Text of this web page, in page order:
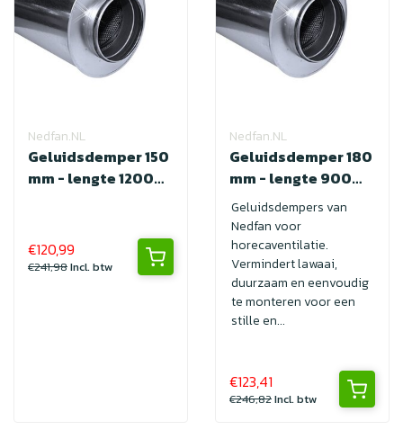
Nedfan.NL
Geluidsdemper 150
mm - lengte 1200
€120,99
€241,98Incl. btw
Nedfan.NL
Geluidsdemper 180
mm - lengte 900
met SAFE
Geluidsdempers van
Nedfan voor
horecaventilatie.
Vermindert lawaai,
duurzaam en eenvoudig
te monteren voor een
stille en...
€123,41
€246,82Incl. btw